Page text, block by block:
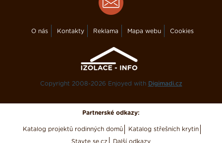
O nás Kontakty Reklama Mapa webu Cookies
Copyright 2008-2026 Enjoyed with Digimadi.cz
Partnerské odkazy:
Katalog projektů rodinných domů Katalog střešních krytin
Stavte se.cz Další odkazy